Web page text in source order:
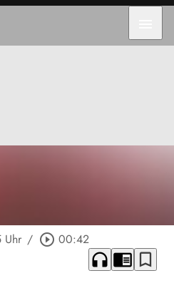
Uhr / play_circle_outline 00:42
headphones chrome_reader_mode bookmark_border